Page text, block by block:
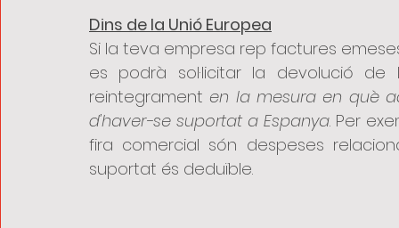
Dins de la Unió Europea
Si la teva empresa rep factures
es podrà sol·licitar la devolució de
reintegrament en la mesura en què
d'haver-se suportat a Espanya. Per
fira comercial són despeses
suportat és deduïble.